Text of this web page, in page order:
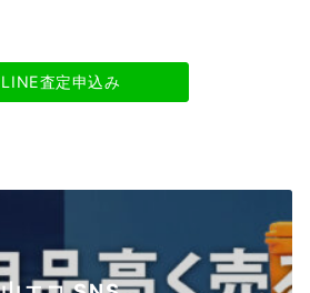
LINE査定申込み